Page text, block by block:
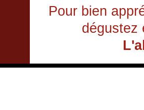
Pour bien
dégustez